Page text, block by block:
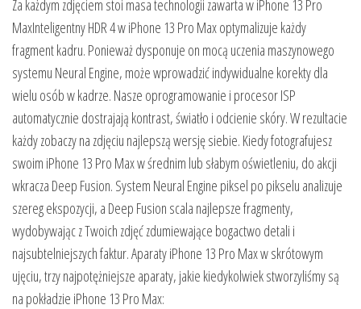
Za każdym zdjęciem stoi masa technologii zawarta w iPhone 13 Pro
MaxInteligentny HDR 4 w iPhone 13 Pro Max optymalizuje każdy
fragment kadru. Ponieważ dysponuje on mocą uczenia maszynowego
systemu Neural Engine, może wprowadzić indywidualne korekty dla
wielu osób w kadrze. Nasze oprogramowanie i procesor ISP
automatycznie dostrajają kontrast, światło i odcienie skóry. W rezultacie
każdy zobaczy na zdjęciu najlepszą wersję siebie. Kiedy fotografujesz
swoim iPhone 13 Pro Max w średnim lub słabym oświetleniu, do akcji
wkracza Deep Fusion. System Neural Engine piksel po pikselu analizuje
szereg ekspozycji, a Deep Fusion scala najlepsze fragmenty,
wydobywając z Twoich zdjęć zdumiewające bogactwo detali i
najsubtelniejszych faktur. Aparaty iPhone 13 Pro Max w skrótowym
ujęciu, trzy najpotężniejsze aparaty, jakie kiedykolwiek stworzyliśmy są
na pokładzie iPhone 13 Pro Max: